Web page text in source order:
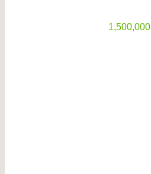
1,500,000